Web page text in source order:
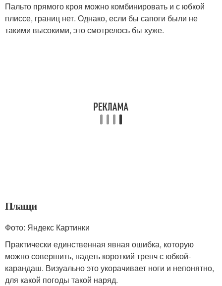
Пальто прямого кроя можно комбинировать и с юбкой
плиссе, границ нет. Однако, если бы сапоги были не
такими высокими, это смотрелось бы хуже.
Плащи
Фото: Яндекс Картинки
Практически единственная явная ошибка, которую
можно совершить, надеть короткий тренч с юбкой-
карандаш. Визуально это укорачивает ноги и непонятно,
для какой погоды такой наряд.